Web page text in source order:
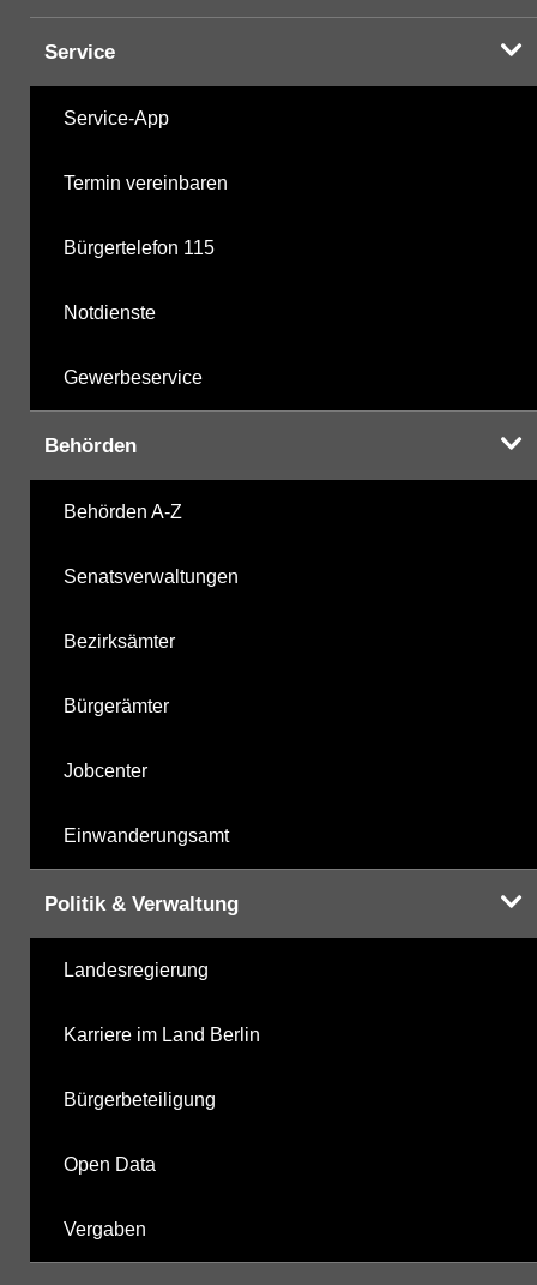
Service
Service-App
Termin vereinbaren
Bürgertelefon 115
Notdienste
Gewerbeservice
Behörden
Behörden A-Z
Senatsverwaltungen
Bezirksämter
Bürgerämter
Jobcenter
Einwanderungsamt
Politik & Verwaltung
Landesregierung
Karriere im Land Berlin
Bürgerbeteiligung
Open Data
Vergaben